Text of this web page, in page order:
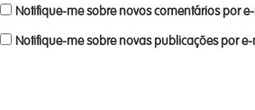
Notifique-me sobre novos comentários por
Notifique-me sobre novas publicações por